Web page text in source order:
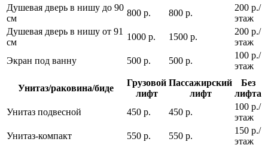
Душевая дверь в нишу до 90
см
800 р. 800 р.
200 р./
этаж
Душевая дверь в нишу от 91
см
1000 р. 1500 р.
200 р./
этаж
Экран под ванну
500 р. 500 р.
100 р./
этаж
Унитаз/раковина/биде
Грузовой
лифт
Пассажирский
лифт
Без
лифта
Унитаз подвесной
450 р. 450 р.
100 р./
этаж
Унитаз-компакт
550 р. 550 р.
150 р./
этаж